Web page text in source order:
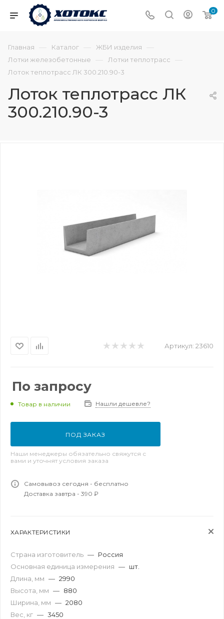
0
Главная — Каталог — ЖБИ изделия —
Лотки железобетонные — Лотки теплотрасс —
Лоток теплотрасс ЛК 300.210.90-3
Лоток теплотрасс ЛК
300.210.90-3
Артикул: 23610
По запросу
Товар в наличии Нашли дешевле?
ПОД ЗАКАЗ
Наши менеджеры обязательно свяжутся с
вами и уточнят условия заказа
Самовывоз сегодня - бесплатно
Доставка завтра - 390 ₽
ХАРАКТЕРИСТИКИ
Страна изготовитель — Россия
Основная единица измерения — шт.
Длина, мм — 2990
Высота, мм — 880
Ширина, мм — 2080
Вес, кг — 3450